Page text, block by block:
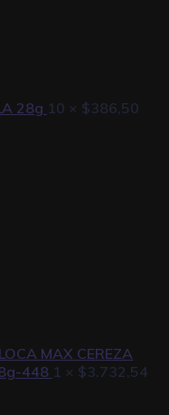
28g 10 × $386,50
MAX CEREZA
448 1 × $3.732,54